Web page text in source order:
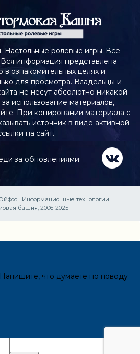
ролевые игры. Все
информация представлена
в ознакомительных целях и
для просмотра. Владельцы и
не несут абсолютно никакой
использование материалов,
При копировании материала с
источник в виде активной
на сайт.
за обновлениями:
Информационные технологии
башня, 2006-2025
что думаете по поводу